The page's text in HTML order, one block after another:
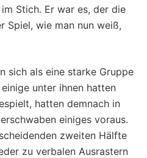
Stich. Er war es, der die
Spiel, wie man nun weiß,
sich als eine starke Gruppe
unter ihnen hatten
hatten demnach in
einiges voraus.
zweiten Hälfte
zu verbalen Ausrastern